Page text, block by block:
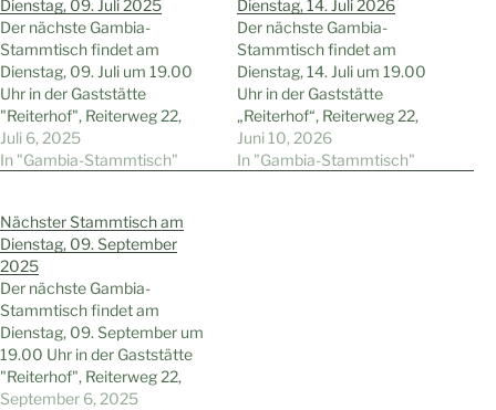
Dienstag, 09. Juli 2025
Der nächste Gambia-
Stammtisch findet am
Dienstag, 09. Juli um 19.00
Uhr in der Gaststätte
"Reiterhof", Reiterweg 22,
Wattenscheid-Höntrop,
statt.Gäste und Interessierte
Juli 6, 2025
In "Gambia-Stammtisch"
Dienstag, 14. Juli 2026
Der nächste Gambia-
Stammtisch findet am
Dienstag, 14. Juli um 19.00
Uhr in der Gaststätte
„Reiterhof“, Reiterweg 22,
Wattenscheid-Höntrop, statt.
Gäste und Interessierte sind
Juni 10, 2026
In "Gambia-Stammtisch"
Nächster Stammtisch am
Dienstag, 09. September
2025
Der nächste Gambia-
Stammtisch findet am
Dienstag, 09. September um
19.00 Uhr in der Gaststätte
"Reiterhof", Reiterweg 22,
Wattenscheid-Höntrop, statt.
September 6, 2025